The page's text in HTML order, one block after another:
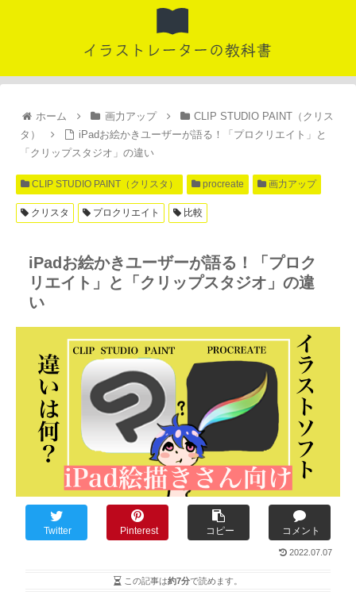
ホーム 画力アップ
CLIP STUDIO PAINT（クリス
タ）
iPadお絵かきユーザーが語る！「プロクリエイト」と
「クリップスタジオ」の違い
CLIP STUDIO PAINT（クリスタ） procreate 画力アップ
クリスタ プロクリエイト 比較
iPadお絵かきユーザーが語る！「プロク
リエイト」と「クリップスタジオ」の違
い
Twitter Pinterest コピー コメント
2022.07.07
この記事は約7分で読めます。